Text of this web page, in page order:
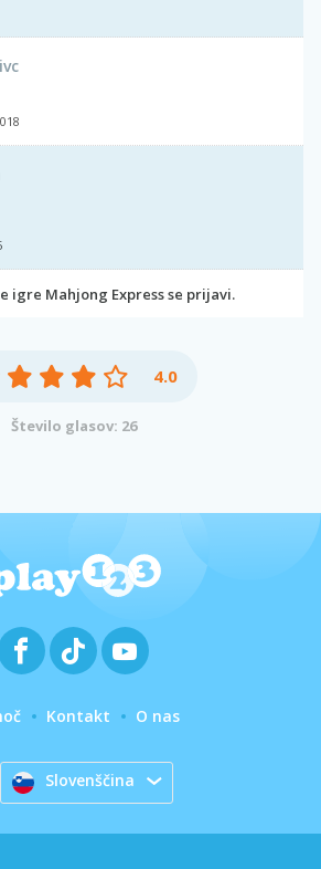
igre Mahjong Express se prijavi.
4.0
Število glasov: 26
Kontakt O nas
Slovenščina